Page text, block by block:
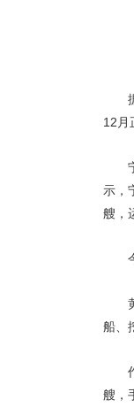
12月
示，
艘，
船、
艘，